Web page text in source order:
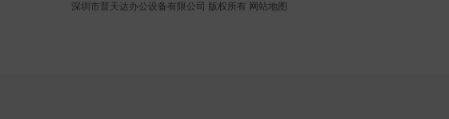
深圳市普天达办公设备有限公司 版权所有 网站地图